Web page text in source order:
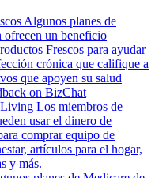
Algunos planes de
ofrecen un beneficio
Frescos para ayudar
crónica que califique a
que apoyen su salud
on BizChat
Living Los miembros de
usar el dinero de
comprar equipo de
artículos para el hogar,
y más.